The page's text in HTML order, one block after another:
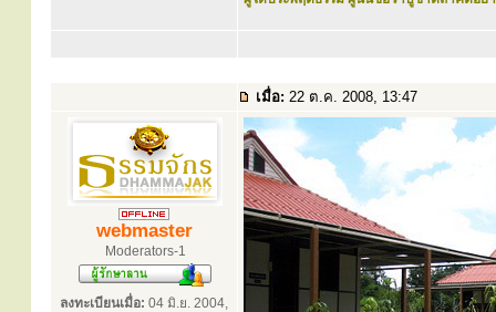
เมื่อ: 22 ต.ค. 2008, 13:47
webmaster
Moderators-1
ลงทะเบียนเมื่อ: 04 มิ.ย. 2004,